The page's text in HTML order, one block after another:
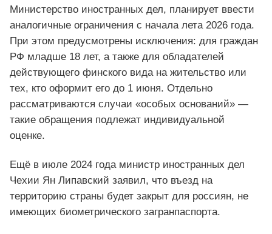
Министерство иностранных дел, планирует ввести
аналогичные ограничения с начала лета 2026 года.
При этом предусмотрены исключения: для граждан
РФ младше 18 лет, а также для обладателей
действующего финского вида на жительство или
тех, кто оформит его до 1 июня. Отдельно
рассматриваются случаи «особых оснований» —
такие обращения подлежат индивидуальной
оценке.
Ещё в июле 2024 года министр иностранных дел
Чехии Ян Липавский заявил, что въезд на
территорию страны будет закрыт для россиян, не
имеющих биометрического загранпаспорта.